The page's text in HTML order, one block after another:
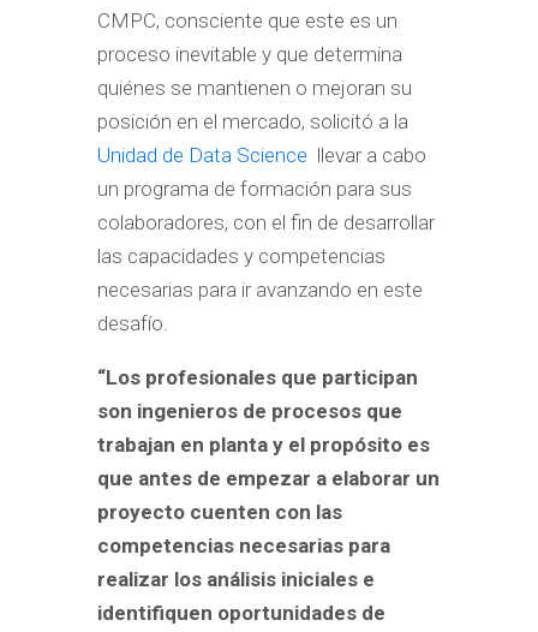
CMPC, consciente que este es un
proceso inevitable y que determina
quiénes se mantienen o mejoran su
posición en el mercado, solicitó a la
Unidad de Data Science llevar a cabo
un programa de formación para sus
colaboradores, con el fin de desarrollar
las capacidades y competencias
necesarias para ir avanzando en este
desafío.
“Los profesionales que participan
son ingenieros de procesos que
trabajan en planta y el propósito es
que antes de empezar a elaborar un
proyecto cuenten con las
competencias necesarias para
realizar los análisis iniciales e
identifiquen oportunidades de